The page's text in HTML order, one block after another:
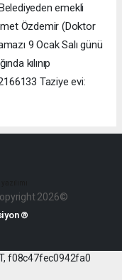
emekli
Özdemir (Doktor
9 Ocak Salı günü
kılınıp
Taziye evi:
2026©
®
f08c47fec0942fa0